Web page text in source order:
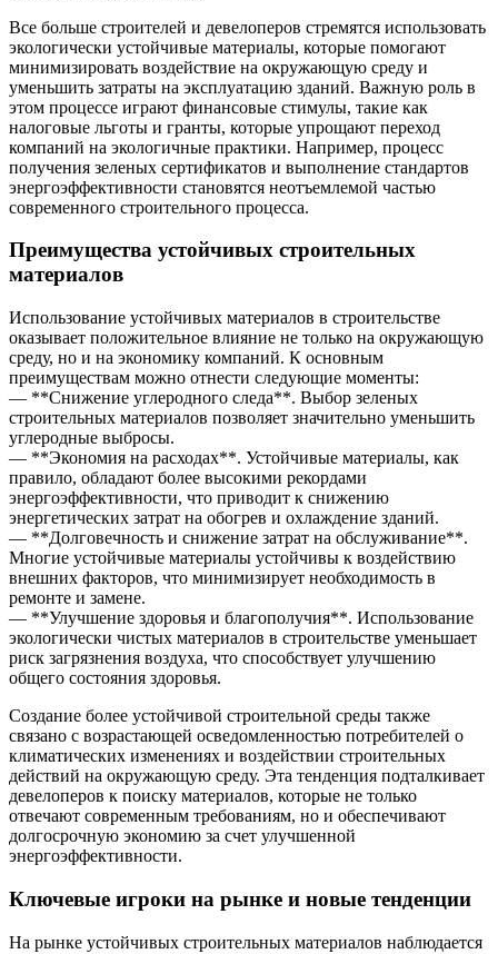
Все больше строителей и девелоперов стремятся использовать
экологически устойчивые материалы, которые помогают
минимизировать воздействие на окружающую среду и
уменьшить затраты на эксплуатацию зданий. Важную роль в
этом процессе играют финансовые стимулы, такие как
налоговые льготы и гранты, которые упрощают переход
компаний на экологичные практики. Например, процесс
получения зеленых сертификатов и выполнение стандартов
энергоэффективности становятся неотъемлемой частью
современного строительного процесса.
Преимущества устойчивых строительных
материалов
Использование устойчивых материалов в строительстве
оказывает положительное влияние не только на окружающую
среду, но и на экономику компаний. К основным
преимуществам можно отнести следующие моменты:
— **Снижение углеродного следа**. Выбор зеленых
строительных материалов позволяет значительно уменьшить
углеродные выбросы.
— **Экономия на расходах**. Устойчивые материалы, как
правило, обладают более высокими рекордами
энергоэффективности, что приводит к снижению
энергетических затрат на обогрев и охлаждение зданий.
— **Долговечность и снижение затрат на обслуживание**.
Многие устойчивые материалы устойчивы к воздействию
внешних факторов, что минимизирует необходимость в
ремонте и замене.
— **Улучшение здоровья и благополучия**. Использование
экологически чистых материалов в строительстве уменьшает
риск загрязнения воздуха, что способствует улучшению
общего состояния здоровья.
Создание более устойчивой строительной среды также
связано с возрастающей осведомленностью потребителей о
климатических изменениях и воздействии строительных
действий на окружающую среду. Эта тенденция подталкивает
девелоперов к поиску материалов, которые не только
отвечают современным требованиям, но и обеспечивают
долгосрочную экономию за счет улучшенной
энергоэффективности.
Ключевые игроки на рынке и новые тенденции
На рынке устойчивых строительных материалов наблюдается